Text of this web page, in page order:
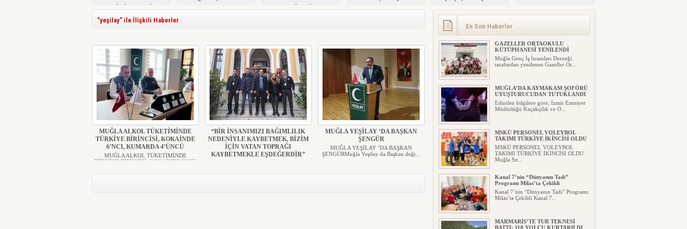
YENİLENDİ
"yeşilay" ile İlişkili Haberler
MUĞLA ALKOL TÜKETİMİNDE
TÜRKİYE BİRİNCİSİ, KOKAİNDE
6’NCI, KUMARDA 4’ÜNCÜ
MUĞLA ALKOL TÜKETİMİNDE
TÜRKİYE BİRİNCİSİ, KOKAİNDE 6'NCI,
“BİR İNSANIMIZI BAĞIMLILIK
NEDENİYLE KAYBETMEK, BİZİM
İÇİN VATAN TOPRAĞI
KAYBETMEKLE EŞDEĞERDİR”
...
MUĞLA YEŞİLAY ‘DA BAŞKAN
ŞENGÜR
MUĞLA YEŞİLAY ‘DA BAŞKAN
ŞENGÜRMuğla Yeşilay da Başkan deği...
En Son Haberler
GAZELLER ORTAOKULU
KÜTÜPHANESİ YENİLENDİ
Muğla Genç İş İnsanları Derneği
tarafından yenilenen Gazeller Or...
MUĞLA’DA KAYMAKAM ŞOFÖRÜ
UYUŞTURUCUDAN TUTUKLANDI
Edinilen bilgilere göre, İzmir Emniyet
Müdürlüğü Kaçakçılık ve O...
MSKÜ PERSONEL VOLEYBOL
TAKIMI TÜRKİYE İKİNCİSİ OLDU
MSKÜ PERSONEL VOLEYBOL
TAKIMI TÜRKİYE İKİNCİSİ OLDU
Muğla Sıt...
Kanal 7’nin “Dünyanın Tadı”
Programı Milas’ta Çekildi
Kanal 7’nin “Dünyanın Tadı” Programı
Milas’ta Çekildi Kanal 7...
MARMARİS’TE TUR TEKNESİ
BATTI: 110 YOLCU KURTARILDI